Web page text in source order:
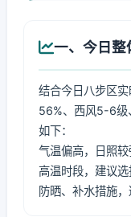
一、今日整
结合今日八步区
56%、西风5-6级
如下：
气温偏高，日照
高温时段，建议
防晒、补水措施，